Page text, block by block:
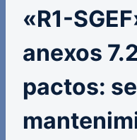
«R1-
anexos
pactos: